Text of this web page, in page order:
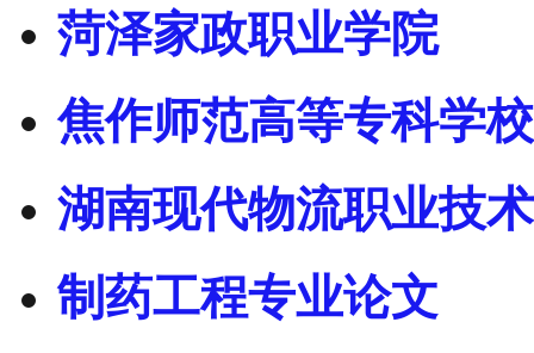
菏泽家政职业学院
焦作师范高等专科学校
湖南现代物流职业技
制药工程专业论文